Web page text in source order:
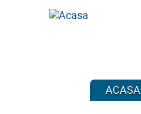
ACASA